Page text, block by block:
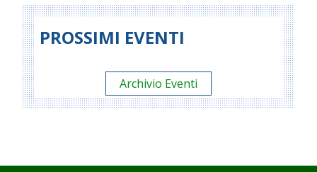
PROSSIMI EVENTI
Archivio Eventi